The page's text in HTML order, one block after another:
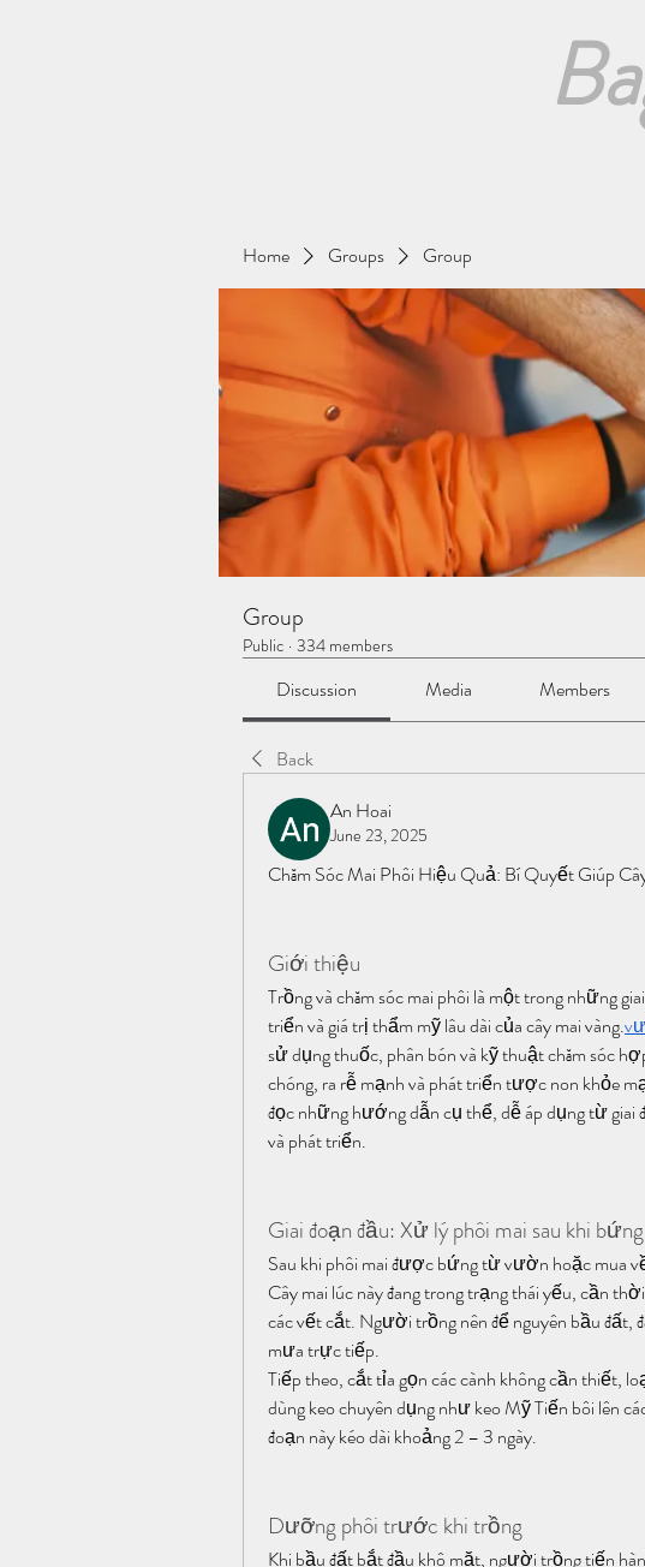
Home Groups Group
Group
Public · 334 members
Discussion Media Members
Back
An Hoai
June 23, 2025
Chăm Sóc Mai Phôi Hiệu Quả: Bí Quyết Giúp
Giới thiệu
Trồng và chăm sóc mai phôi là một trong những
triển và giá trị thẩm mỹ lâu dài của cây mai vàng.
sử dụng thuốc, phân bón và kỹ thuật chăm sóc
chóng, ra rễ mạnh và phát triển tược non khỏe
đọc những hướng dẫn cụ thể, dễ áp dụng từ giai
và phát triển.
Giai đoạn đầu: Xử lý phôi mai sau khi bứng
Sau khi phôi mai được bứng từ vườn hoặc mua
Cây mai lúc này đang trong trạng thái yếu, cần
các vết cắt. Người trồng nên để nguyên bầu đất,
mưa trực tiếp.
Tiếp theo, cắt tỉa gọn các cành không cần thiết,
dùng keo chuyên dụng như keo Mỹ Tiến bôi lên
đoạn này kéo dài khoảng 2 – 3 ngày.
Dưỡng phôi trước khi trồng
Khi bầu đất bắt đầu khô mặt, người trồng tiến